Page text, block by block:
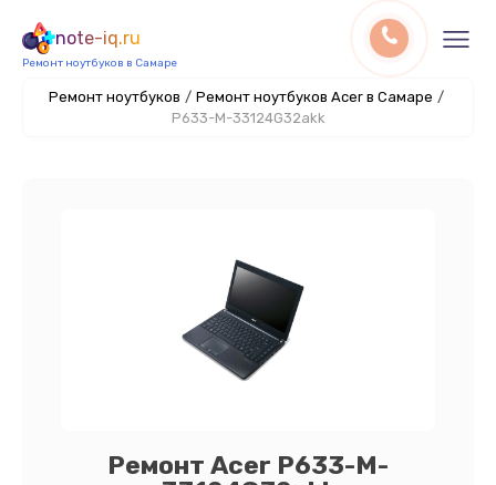
note-iq.ru
Ремонт ноутбуков в Самаре
Ремонт ноутбуков / Ремонт ноутбуков Acer в Самаре /
P633-M-33124G32akk
Ремонт Acer P633-M-